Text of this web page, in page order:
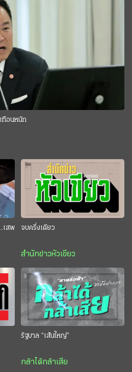
ทือนหนัก
เสพ
จบครึ่งเดียว
สำนักข่าวหัวเขียว
รัฐบาล “เส้นใหญ่”
กล้าได้กล้าเสีย